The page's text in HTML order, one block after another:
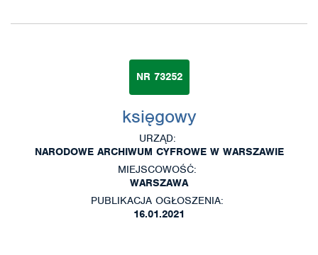
NR 73252
księgowy
URZĄD:
NARODOWE ARCHIWUM CYFROWE W WARSZAWIE
MIEJSCOWOŚĆ:
WARSZAWA
PUBLIKACJA OGŁOSZENIA:
16.01.2021